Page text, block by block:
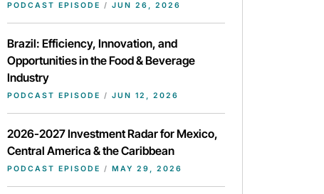
PODCAST EPISODE / JUN 26, 2026
Brazil: Efficiency, Innovation, and
Opportunities in the Food & Beverage
Industry
PODCAST EPISODE / JUN 12, 2026
2026-2027 Investment Radar for Mexico,
Central America & the Caribbean
PODCAST EPISODE / MAY 29, 2026